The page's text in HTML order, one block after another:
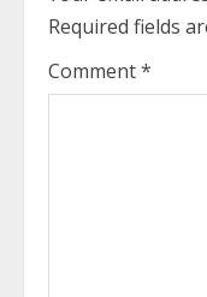
e
R
Required fields
Comment*